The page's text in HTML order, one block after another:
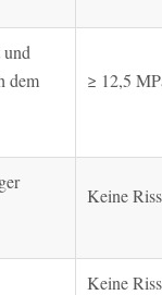
dem
≥ 12,5
Keine
Keine